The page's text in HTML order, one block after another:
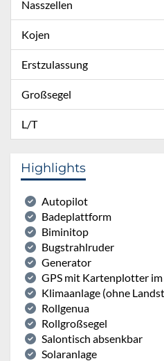
Nasszellen
Kojen
Erstzulassung
Großsegel
L/T
Highlights
Autopilot
Badeplattform
Biminitop
Bugstrahlruder
Generator
GPS mit Kartenplotter
Klimaanlage (ohne
Rollgenua
Rollgroßsegel
Salontisch absenkbar
Solaranlage